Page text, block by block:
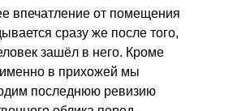
впечатление от помещения
сразу же после того,
зашёл в него. Кроме
именно в прихожей мы
последнюю ревизию